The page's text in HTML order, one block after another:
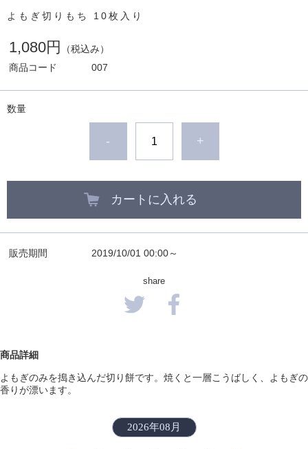
よもぎ切りもち 10枚入り
1,080円
（税込み）
商品コード
007
数量
- +
カートに入れる
販売期間 2019/10/01 00:00～
share
商品詳細
よもぎのみを搗き込んだ切り餅です。焼くと一層こうばしく、よもぎの
香りが漂います。
2026年08月